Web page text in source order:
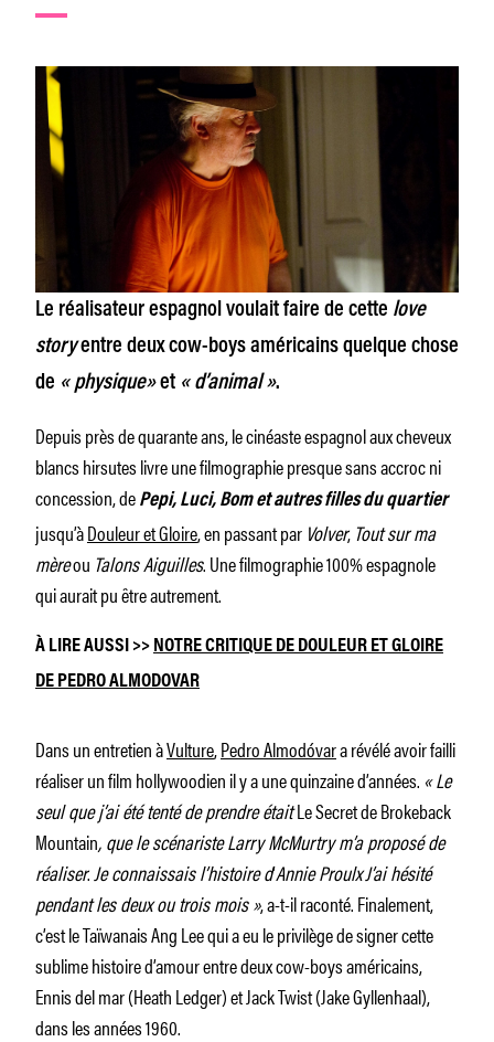
Le réalisateur espagnol voulait faire de cette love
storyentre deux cow-boys américains quelque chose
de « physique»et « d’animal ».
Depuis près de quarante ans, le cinéaste espagnol aux cheveux
blancs hirsutes livre une filmographie presque sans accroc ni
concession, de Pepi, Luci, Bom et autres filles du quartier
jusqu’àDouleur et Gloire, en passant par Volver, Tout sur ma
mèreou Talons Aiguilles. Une filmographie 100% espagnole
qui aurait pu être autrement.
À LIRE AUSSI >> NOTRE CRITIQUE DE DOULEUR ET GLOIRE
DE PEDRO ALMODOVAR
Dans un entretien àVulture,Pedro Almodóvara révélé avoir failli
réaliser un film hollywoodien il y a une quinzaine d’années. « Le
seul que j’ai été tenté de prendre étaitLe Secret de Brokeback
Mountain, que le scénariste Larry McMurtry m’a proposé de
réaliser.Je connaissais l’histoire d‘Annie ProulxJ’ai hésité
pendant les deux ou trois mois », a-t-il raconté. Finalement,
c’est le Taïwanais Ang Lee qui a eu le privilège de signer cette
sublime histoire d’amour entre deux cow-boys américains,
Ennis del mar (Heath Ledger) et Jack Twist (Jake Gyllenhaal),
dans les années 1960.